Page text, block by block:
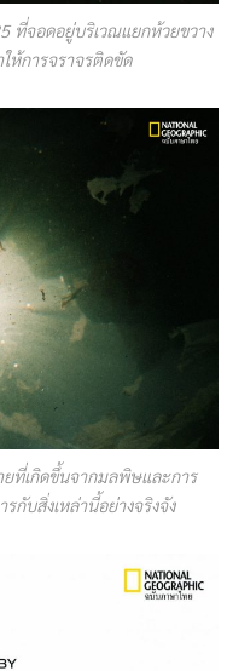
ที่จอดอยู่บริเวณแยกห้วยขวาง
ห้การจราจรติดขัด
ที่เกิดขึ้นจากมลพิษและการ
กับสิ่งเหล่านี้อย่างจริงจัง